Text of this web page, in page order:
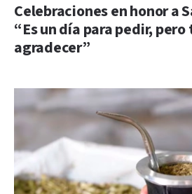
Celebraciones en honor a
“Es un día para pedir,
agradecer”